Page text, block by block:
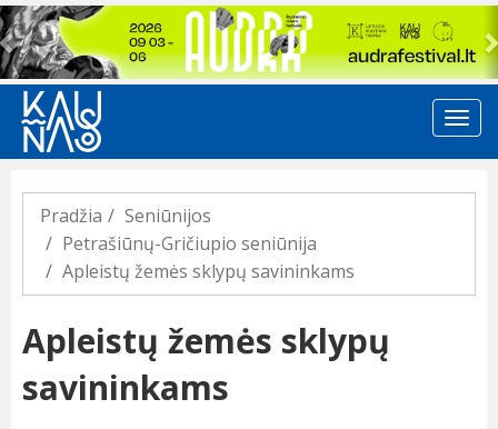
Previous
Pradžia
Seniūnijos
Petrašiūnų-Gričiupio seniūnija
Apleistų žemės sklypų savininkams
Apleistų žemės sklypų
savininkams